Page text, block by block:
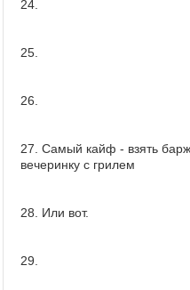
24.
25.
26.
27. Самый кайф - взять
вечеринку с грилем
28. Или вот.
29.